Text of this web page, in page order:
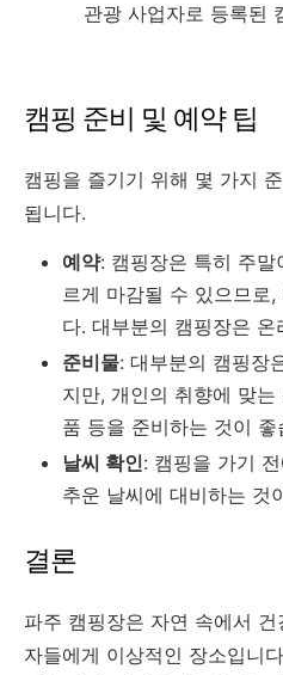
관광 사업자로 등록된 캠
캠핑 준비 및 예약 팁
캠핑을 즐기기 위해 몇 가지
됩니다.
예약: 캠핑장은 특히 주
르게 마감될 수 있으므로
다. 대부분의 캠핑장은
준비물: 대부분의 캠핑장
지만, 개인의 취향에 맞
품 등을 준비하는 것이 좋
날씨 확인: 캠핑을 가기
추운 날씨에 대비하는 것
결론
파주 캠핑장은 자연 속에서
자들에게 이상적인 장소입니